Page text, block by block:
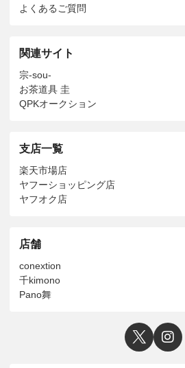
よくあるご質問
関連サイト
宗-sou-
お茶道具 圭
QPKオークション
支店一覧
楽天市場店
ヤフーショッピング店
ヤフオク店
店舗
conextion
千kimono
Pano舞